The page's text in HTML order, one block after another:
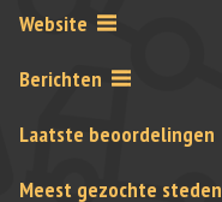
Website
Berichten
Laatste beoordelingen
Meest gezochte steden